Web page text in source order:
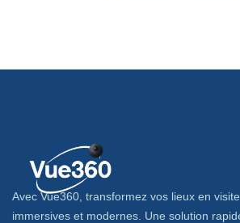
Avec Vue360, transformez vos lieux en
immersives et modernes. Une solution